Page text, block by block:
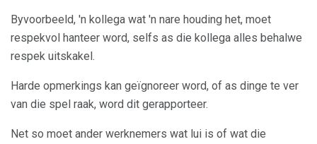
Byvoorbeeld, 'n kollega wat 'n nare houding het, moet
respekvol hanteer word, selfs as die kollega alles behalwe
respek uitskakel.
Harde opmerkings kan geïgnoreer word, of as dinge te ver
van die spel raak, word dit gerapporteer.
Net so moet ander werknemers wat lui is of wat die